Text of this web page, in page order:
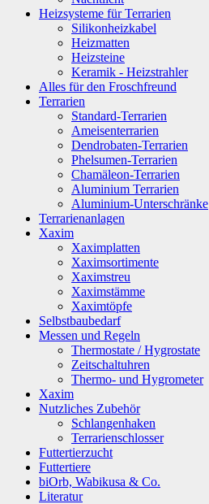
Heizsysteme für Terrarien
Silikonheizkabel
Heizmatten
Heizsteine
Keramik - Heizstrahler
Alles für den Froschfreund
Terrarien
Standard-Terrarien
Ameisenterrarien
Dendrobaten-Terrarien
Phelsumen-Terrarien
Chamäleon-Terrarien
Aluminium Terrarien
Aluminium-Unterschränke
Terrarienanlagen
Xaxim
Xaximplatten
Xaximsortimente
Xaximstreu
Xaximstämme
Xaximtöpfe
Selbstbaubedarf
Messen und Regeln
Thermostate / Hygrostate
Zeitschaltuhren
Thermo- und Hygrometer
Xaxim
Nutzliches Zubehör
Schlangenhaken
Terrarienschlosser
Futtertierzucht
Futtertiere
biOrb, Wabikusa & Co.
Literatur